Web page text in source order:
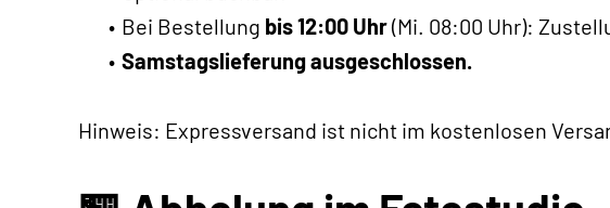
Bei Bestellung bis 12:00 Uhr(Mi. 08:00 Uhr):
Samstagslieferung ausgeschlossen.
Hinweis: Expressversand ist nicht im kostenlosen